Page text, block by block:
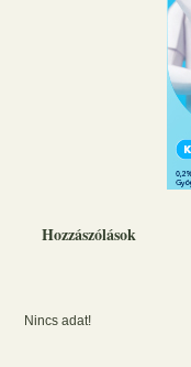
Hozzászólások
Nincs adat!